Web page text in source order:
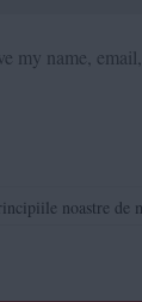
my name,
noastre de